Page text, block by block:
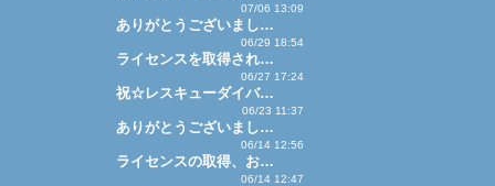
07/06 13:09
ありがとうございまし…
06/29 18:54
ライセンスを取得され…
06/27 17:24
祝☆レスキューダイバ…
06/23 11:37
ありがとうございまし…
06/14 12:56
ライセンスの取得、お…
06/14 12:47